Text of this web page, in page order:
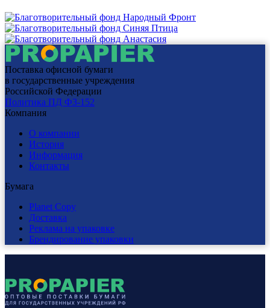
Поставка офисной бумаги
в государственные учреждения
Российской Федерации
Политика ПД ФЗ-152
Компания
О компании
История
Информация
Контакты
Бумага
Planet Copy
Доставка
Реклама на упаковке
Брендирование упаковки